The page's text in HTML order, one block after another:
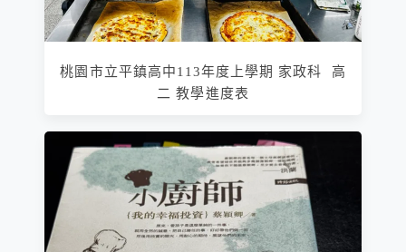
桃園市立平鎮高中113年度上學期 家政科 高
二 教學進度表